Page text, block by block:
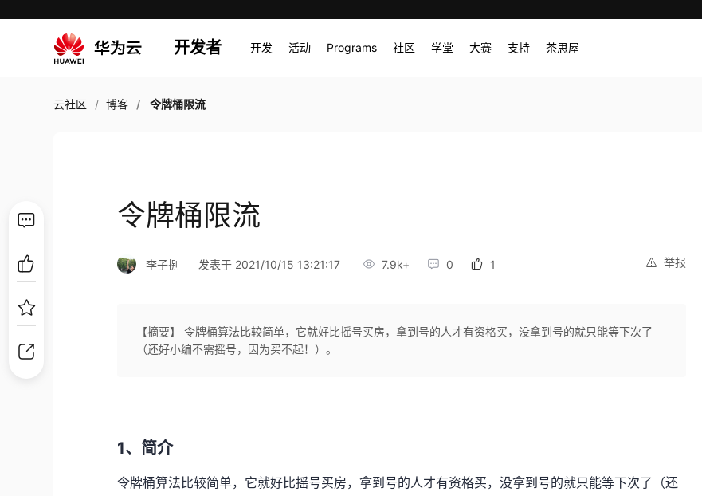
开发者 开发 活动 Programs 社区 学堂 大赛 支持 茶思屋
云社区 博客 令牌桶限流
令牌桶限流
举报
李子捌 发表于 2021/10/15 13:21:17 7.9k+ 0 1
【摘要】 令牌桶算法比较简单，它就好比摇号买房，拿到号的人才有资格买，没拿到号的就只能等下次了
（还好小编不需摇号，因为买不起！）。
1、简介
令牌桶算法比较简单，它就好比摇号买房，拿到号的人才有资格买，没拿到号的就只能等下次了（还